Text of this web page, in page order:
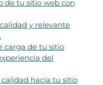
de tu sitio web con
y relevante
carga de tu sitio
del
hacia tu sitio